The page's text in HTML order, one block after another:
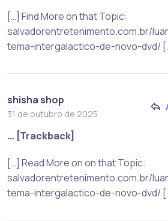
[…] Find More on that Topic:
salvadorentretenimento.com.br/
tema-intergalactico-de-novo-dvd/
shisha shop
31 de outubro de 2025
… [Trackback]
[…] Read More on on that Topic:
salvadorentretenimento.com.br/
tema-intergalactico-de-novo-dvd/